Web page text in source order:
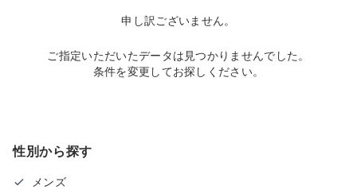
申し訳ございません。
ご指定いただいたデータは見つかりませんでした。
条件を変更してお探しください。
性別から探す
メンズ